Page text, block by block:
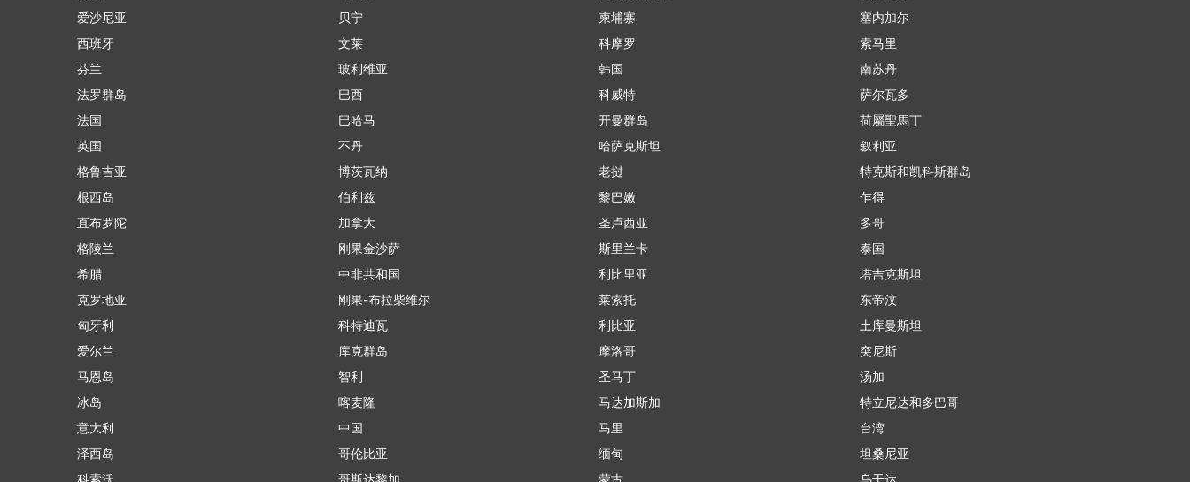
爱沙尼亚
西班牙
芬兰
法罗群岛
法国
英国
格鲁吉亚
根西岛
直布罗陀
格陵兰
希腊
克罗地亚
匈牙利
爱尔兰
马恩岛
冰岛
意大利
泽西岛
科索沃
贝宁
文莱
玻利维亚
巴西
巴哈马
不丹
博茨瓦纳
伯利兹
加拿大
刚果金沙萨
中非共和国
刚果-布拉柴维尔
科特迪瓦
库克群岛
智利
喀麦隆
中国
哥伦比亚
哥斯达黎加
柬埔寨
科摩罗
韩国
科威特
开曼群岛
哈萨克斯坦
老挝
黎巴嫩
圣卢西亚
斯里兰卡
利比里亚
莱索托
利比亚
摩洛哥
圣马丁
马达加斯加
马里
缅甸
蒙古
塞内加尔
索马里
南苏丹
萨尔瓦多
荷屬聖馬丁
叙利亚
特克斯和凯科斯群岛
乍得
多哥
泰国
塔吉克斯坦
东帝汶
土库曼斯坦
突尼斯
汤加
特立尼达和多巴哥
台湾
坦桑尼亚
乌干达